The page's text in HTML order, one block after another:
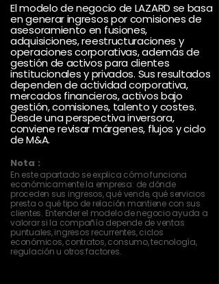
El modelo de negocio de LAZARD se basa
en generar ingresos por comisiones de
asesoramiento en fusiones,
adquisiciones, reestructuraciones y
operaciones corporativas, además de
gestión de activos para clientes
institucionales y privados. Sus resultados
dependen de actividad corporativa,
mercados financieros, activos bajo
gestión, comisiones, talento y costes.
Desde una perspectiva inversora,
conviene revisar márgenes, flujos y ciclo
de M&A.
Nota :
En este apartado se explica cómo funciona
económicamente la empresa: de dónde
proceden sus ingresos, qué vende, qué servicios
presta o qué tipo de relación mantiene con sus
clientes. Entender el modelo de negocio ayuda a
valorar si la compañía depende de ventas
puntuales, ingresos recurrentes, ciclos
económicos, contratos, consumo, tecnología,
regulación u otros factores.